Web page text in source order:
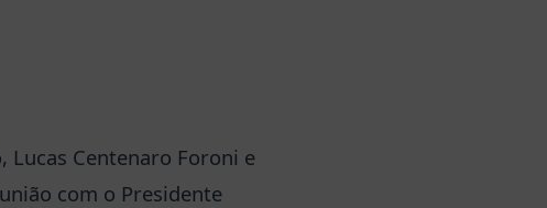
Centenaro Foroni e
com o Presidente